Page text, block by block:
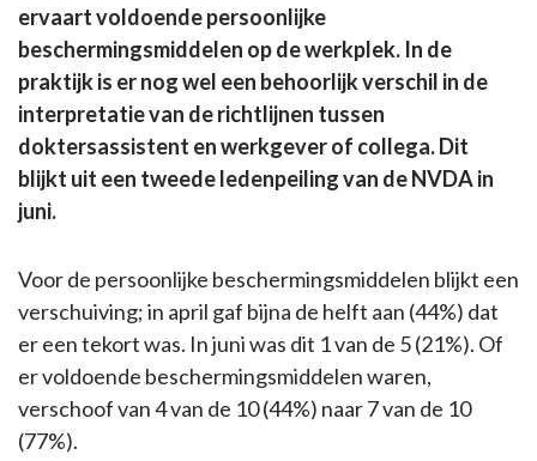
ervaart voldoende persoonlijke
beschermingsmiddelen op de werkplek. In de
praktijk is er nog wel een behoorlijk verschil in de
interpretatie van de richtlijnen tussen
doktersassistent en werkgever of collega. Dit
blijkt uit een tweede ledenpeiling van de NVDA in
juni.
Voor de persoonlijke beschermingsmiddelen blijkt een
verschuiving; in april gaf bijna de helft aan (44%) dat
er een tekort was. In juni was dit 1 van de 5 (21%). Of
er voldoende beschermingsmiddelen waren,
verschoof van 4 van de 10 (44%) naar 7 van de 10
(77%).